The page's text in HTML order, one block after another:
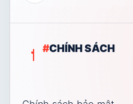
#CHÍNH SÁCH